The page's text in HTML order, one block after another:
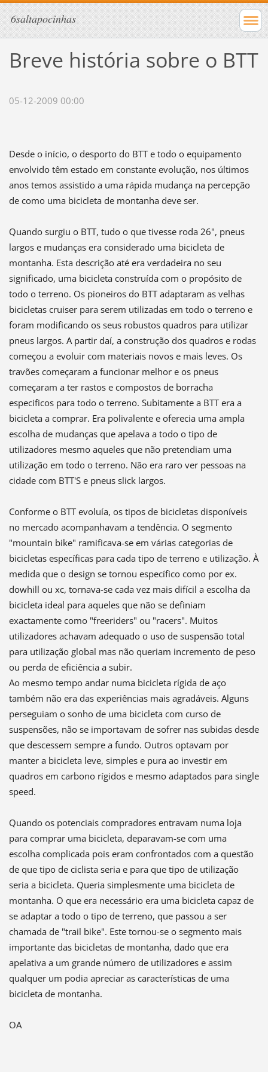
6saltapocinhas
Breve história sobre o BTT
05-12-2009 00:00
Desde o início, o desporto do BTT e todo o equipamento
envolvido têm estado em constante evolução, nos últimos
anos temos assistido a uma rápida mudança na percepção
de como uma bicicleta de montanha deve ser.
Quando surgiu o BTT, tudo o que tivesse roda 26", pneus
largos e mudanças era considerado uma bicicleta de
montanha. Esta descrição até era verdadeira no seu
significado, uma bicicleta construída com o propósito de
todo o terreno. Os pioneiros do BTT adaptaram as velhas
bicicletas cruiser para serem utilizadas em todo o terreno e
foram modificando os seus robustos quadros para utilizar
pneus largos. A partir daí, a construção dos quadros e rodas
começou a evoluir com materiais novos e mais leves. Os
travões começaram a funcionar melhor e os pneus
começaram a ter rastos e compostos de borracha
especificos para todo o terreno. Subitamente a BTT era a
bicicleta a comprar. Era polivalente e oferecia uma ampla
escolha de mudanças que apelava a todo o tipo de
utilizadores mesmo aqueles que não pretendiam uma
utilização em todo o terreno. Não era raro ver pessoas na
cidade com BTT'S e pneus slick largos.
Conforme o BTT evoluía, os tipos de bicicletas disponíveis
no mercado acompanhavam a tendência. O segmento
"mountain bike" ramificava-se em várias categorias de
bicicletas específicas para cada tipo de terreno e utilização. À
medida que o design se tornou específico como por ex.
dowhill ou xc, tornava-se cada vez mais difícil a escolha da
bicicleta ideal para aqueles que não se definiam
exactamente como "freeriders" ou "racers". Muitos
utilizadores achavam adequado o uso de suspensão total
para utilização global mas não queriam incremento de peso
ou perda de eficiência a subir.
Ao mesmo tempo andar numa bicicleta rígida de aço
também não era das experiências mais agradáveis. Alguns
perseguiam o sonho de uma bicicleta com curso de
suspensões, não se importavam de sofrer nas subidas desde
que descessem sempre a fundo. Outros optavam por
manter a bicicleta leve, simples e pura ao investir em
quadros em carbono rígidos e mesmo adaptados para single
speed.
Quando os potenciais compradores entravam numa loja
para comprar uma bicicleta, deparavam-se com uma
escolha complicada pois eram confrontados com a questão
de que tipo de ciclista seria e para que tipo de utilização
seria a bicicleta. Queria simplesmente uma bicicleta de
montanha. O que era necessário era uma bicicleta capaz de
se adaptar a todo o tipo de terreno, que passou a ser
chamada de "trail bike". Este tornou-se o segmento mais
importante das bicicletas de montanha, dado que era
apelativa a um grande número de utilizadores e assim
qualquer um podia apreciar as características de uma
bicicleta de montanha.
OA